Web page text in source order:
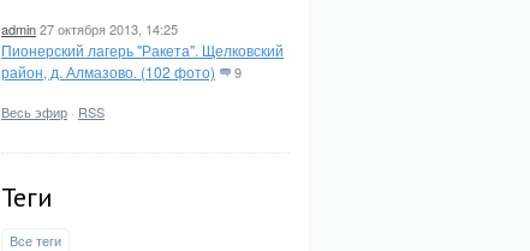
admin27 октября 2013, 14:25
Пионерский лагерь "Ракета". Щелковский
район, д. Алмазово. (102 фото)
9
Весь эфир · RSS
Теги
Все теги